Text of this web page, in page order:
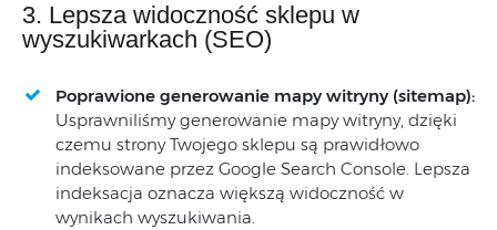
3. Lepsza widoczność sklepu w
wyszukiwarkach (SEO)
Poprawione generowanie mapy witryny (sitemap):
Usprawniliśmy generowanie mapy witryny, dzięki
czemu strony Twojego sklepu są prawidłowo
indeksowane przez Google Search Console. Lepsza
indeksacja oznacza większą widoczność w
wynikach wyszukiwania.